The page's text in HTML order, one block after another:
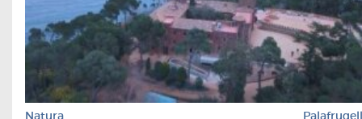
Natura Palafrugell